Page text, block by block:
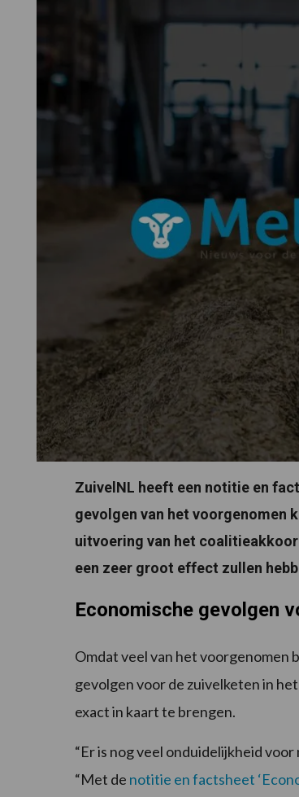
ZuivelNL heeft een notitie en
gevolgen van het voorgenomen
uitvoering van het
een zeer groot effect zullen
Economische gevolgen
Omdat veel van het voorgenomen
gevolgen voor de zuivelketen in
exact in kaart te brengen.
“Er is nog veel onduidelijkheid
“Met de notitie en factsheet